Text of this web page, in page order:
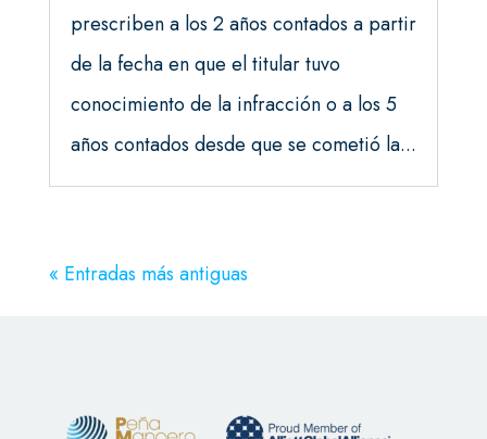
prescriben a los 2 años contados a partir
de la fecha en que el titular tuvo
conocimiento de la infracción o a los 5
años contados desde que se cometió la...
« Entradas más antiguas